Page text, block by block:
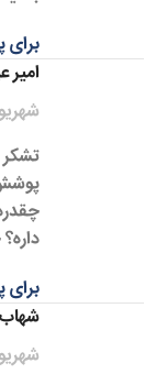
برای
امیر
شهریور 15, 1404 در
برای
شهریور 16, 1404 در